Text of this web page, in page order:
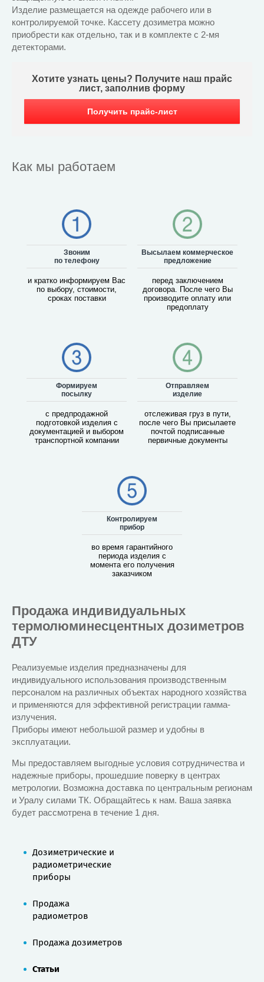
Дозиметрические и
радиометрические
приборы
Продажа
радиометров
Продажа дозиметров
Статьи
Изделие размещается на одежде рабочего или в
контролируемой точке. Кассету дозиметра можно
приобрести как отдельно, так и в комплекте с 2-мя
детекторами.
Хотите узнать цены? Получите наш прайс
лист, заполнив форму
Получить прайс-лист
Как мы работаем
Звоним
по телефону
и кратко информируем Вас
по выбору, стоимости,
сроках поставки
Высылаем коммерческое
предложение
перед заключением
договора. После чего Вы
производите оплату или
предоплату
Формируем
посылку
с предпродажной
подготовкой изделия с
документацией и выбором
транспортной компании
Отправляем
изделие
отслеживая груз в пути,
после чего Вы присылаете
почтой подписанные
первичные документы
Контролируем
прибор
во время гарантийного
периода изделия с
момента его получения
заказчиком
Продажа индивидуальных
термолюминесцентных дозиметров
ДТУ
Реализуемые изделия предназначены для
индивидуального использования производственным
персоналом на различных объектах народного хозяйства
и применяются для эффективной регистрации гамма-
излучения.
Приборы имеют небольшой размер и удобны в
эксплуатации.
Мы предоставляем выгодные условия сотрудничества и
надежные приборы, прошедшие поверку в центрах
метрологии. Возможна доставка по центральным регионам
и Уралу силами ТК. Обращайтесь к нам. Ваша заявка
будет рассмотрена в течение 1 дня.